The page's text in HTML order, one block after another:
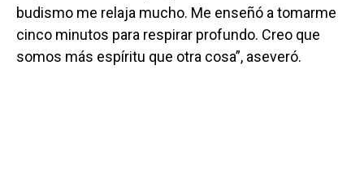
budismo me relaja mucho. Me enseñó a tomarme
cinco minutos para respirar profundo. Creo que
somos más espíritu que otra cosa”, aseveró.